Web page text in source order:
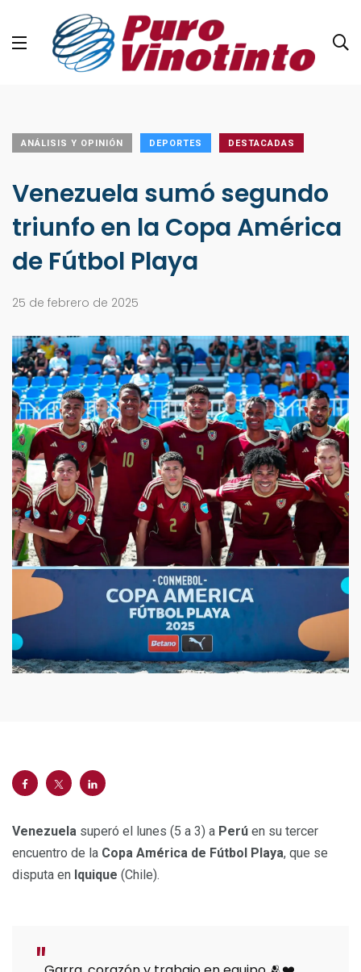
ANÁLISIS Y OPINIÓN DEPORTES DESTACADAS
Venezuela sumó segundo
triunfo en la Copa América
de Fútbol Playa
25 de febrero de 2025
Venezuela superó el lunes (5 a 3) a Perú en su tercer
encuentro de la Copa América de Fútbol Playa, que se
disputa en Iquique (Chile).